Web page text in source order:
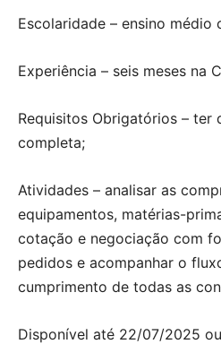
Escolaridade – ensino médio
Experiência – seis meses na
Requisitos Obrigatórios – ter
completa;
Atividades – analisar as
equipamentos, matérias-
cotação e negociação com
pedidos e acompanhar o
cumprimento de todas as
Disponível até 22/07/2025